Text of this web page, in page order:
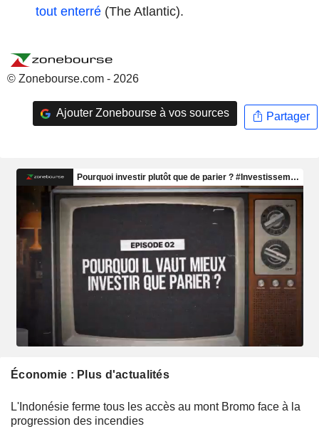
tout enterré (The Atlantic).
© Zonebourse.com - 2026
Ajouter Zonebourse à vos sources Partager
Économie : Plus d'actualités
L'Indonésie ferme tous les accès au mont Bromo face à la
progression des incendies